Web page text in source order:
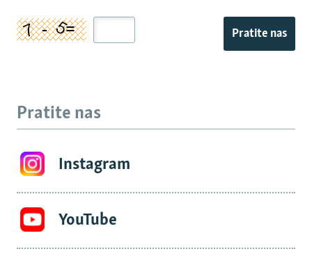
Pratite nas
Pratite nas
Instagram
YouTube